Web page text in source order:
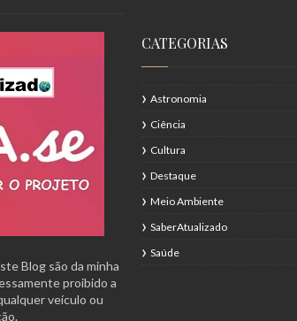
Blog são da minha
proibido a
veículo ou
CATEGORIAS
Astronomia
Ciência
Cultura
Destaque
Meio Ambiente
SaberAtualizado
Saúde